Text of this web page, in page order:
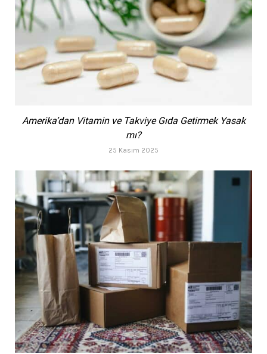
Amerika’dan Vitamin ve Takviye Gıda Getirmek Yasak
mı?
25 Kasım 2025